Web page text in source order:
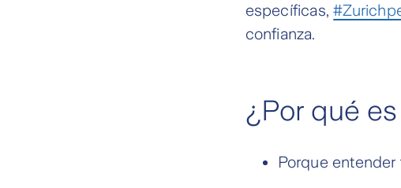
específicas,
confianza.
¿Por qué
Porque